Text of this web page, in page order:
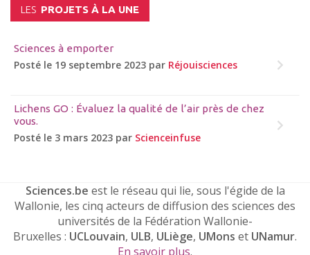
LES PROJETS À LA UNE
Sciences à emporter
Posté le 19 septembre 2023 par Réjouisciences
Lichens GO : Évaluez la qualité de l’air près de chez
vous.
Posté le 3 mars 2023 par Scienceinfuse
Sciences.be est le réseau qui lie, sous l'égide de la
Wallonie, les cinq acteurs de diffusion des sciences des
universités de la Fédération Wallonie-
Bruxelles : UCLouvain, ULB, ULiège, UMons et UNamur.
En savoir plus.